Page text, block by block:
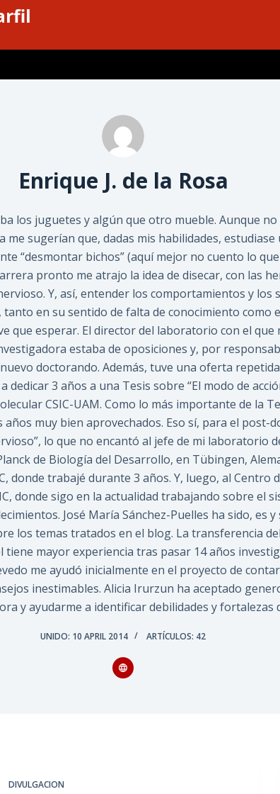
Enrique J. de la Rosa
los juguetes y algún que otro mueble. Aunque
me sugerían que, dadas mis habilidades,
“desmontar bichos” (aquí mejor no cuento lo
pronto me atrajo la idea de disecar, con las
Y, así, entender los comportamientos y los
en su sentido de falta de conocimiento como
que esperar. El director del laboratorio con el que
estaba de oposiciones y, por
doctorando. Además, tuve una oferta
dedicar 3 años a una Tesis sobre “El modo de
CSIC-UAM. Como lo más importante de la
muy bien aprovechados. Eso sí, para el post-
lo que no encantó al jefe de mi laboratorio
de Biología del Desarrollo, en Tübingen,
donde trabajé durante 3 años. Y, luego, al Centro
donde sigo en la actualidad trabajando sobre el
José María Sánchez-Puelles ha sido, es
los temas tratados en el blog. La transferencia
tiene mayor experiencia tras pasar 14 años
me ayudó inicialmente en el proyecto de
inestimables. Alicia Irurzun ha aceptado
y ayudarme a identificar debilidades y fortalezas
UNIDO: 10 APRIL 2014 ARTÍCULOS: 42
DIVULGACION